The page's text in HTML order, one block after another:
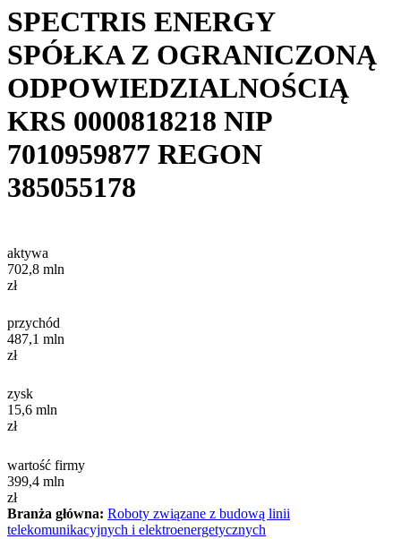
SPECTRIS ENERGY
SPÓŁKA Z OGRANICZONĄ
ODPOWIEDZIALNOŚCIĄ
KRS 0000818218 NIP
7010959877 REGON
385055178
aktywa
702,8 mln
zł
przychód
487,1 mln
zł
zysk
15,6 mln
zł
wartość firmy
399,4 mln
zł
Branża główna: Roboty związane z budową linii
telekomunikacyjnych i elektroenergetycznych